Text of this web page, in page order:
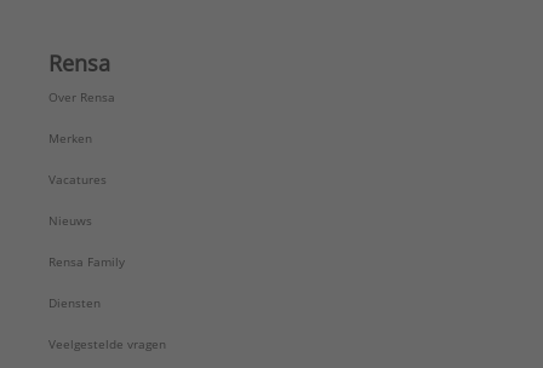
Rensa
Over Rensa
Merken
Vacatures
Nieuws
Rensa Family
Diensten
Veelgestelde vragen